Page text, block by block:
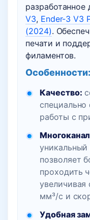
V3, Ender-3 V3
(2024).
печати и
филаментов.
Особенности:
Качество:
работы с
позволяет
проходить
мм³/с и
Удобная